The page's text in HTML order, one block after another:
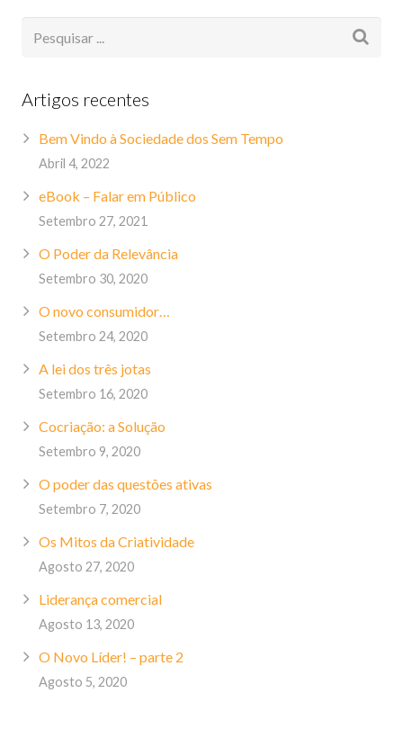
Artigos recentes
Bem Vindo à Sociedade dos Sem Tempo
Abril 4, 2022
eBook – Falar em Público
Setembro 27, 2021
O Poder da Relevância
Setembro 30, 2020
O novo consumidor…
Setembro 24, 2020
A lei dos três jotas
Setembro 16, 2020
Cocriação: a Solução
Setembro 9, 2020
O poder das questões ativas
Setembro 7, 2020
Os Mitos da Criatividade
Agosto 27, 2020
Liderança comercial
Agosto 13, 2020
O Novo Líder! – parte 2
Agosto 5, 2020